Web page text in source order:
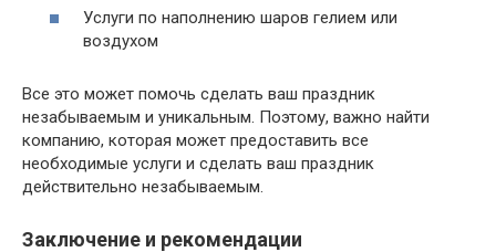
Услуги по наполнению шаров гелием или
воздухом
Все это может помочь сделать ваш праздник
незабываемым и уникальным. Поэтому, важно найти
компанию, которая может предоставить все
необходимые услуги и сделать ваш праздник
действительно незабываемым.
Заключение и рекомендации